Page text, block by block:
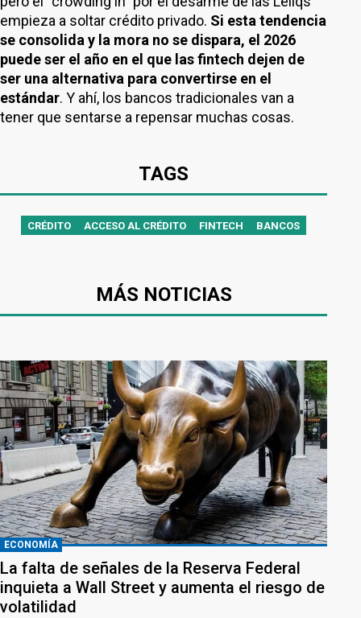
empieza a soltar crédito privado. Si esta tendencia
se consolida y la mora no se dispara, el 2026
puede ser el año en el que las fintech dejen de
ser una alternativa para convertirse en el
estándar. Y ahí, los bancos tradicionales van a
tener que sentarse a repensar muchas cosas.
TAGS
CRÉDITO ACCESO AL CRÉDITO FINTECH BANCOS
MÁS NOTICIAS
ECONOMÍA
La falta de señales de la Reserva Federal
inquieta a Wall Street y aumenta el riesgo de
volatilidad